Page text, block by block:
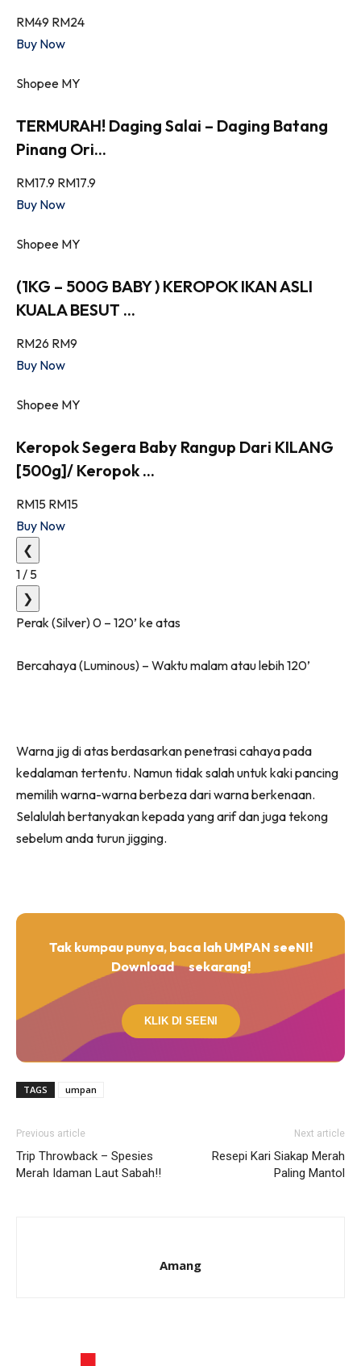
RM49 RM24
Buy Now
Shopee MY
TERMURAH! Daging Salai – Daging Batang
Pinang Ori...
RM17.9 RM17.9
Buy Now
Shopee MY
(1KG – 500G BABY ) KEROPOK IKAN ASLI
KUALA BESUT ...
RM26 RM9
Buy Now
Shopee MY
Keropok Segera Baby Rangup Dari KILANG
[500g]/ Keropok ...
RM15 RM15
Buy Now
❮
1 / 5
❯
Perak (Silver) 0 – 120’ ke atas
Bercahaya (Luminous) – Waktu malam atau lebih 120’
Warna jig di atas berdasarkan penetrasi cahaya pada
kedalaman tertentu. Namun tidak salah untuk kaki pancing
memilih warna-warna berbeza dari warna berkenaan.
Selalulah bertanyakan kepada yang arif dan juga tekong
sebelum anda turun jigging.
Tak kumpau punya, baca lah UMPAN seeNI!
Download
sekarang!
KLIK DI SEENI
TAGS umpan
Previous article
Trip Throwback – Spesies
Merah Idaman Laut Sabah!!
Next article
Resepi Kari Siakap Merah
Paling Mantol
Amang